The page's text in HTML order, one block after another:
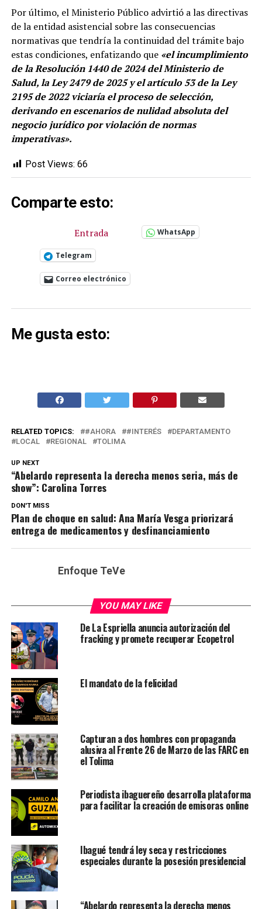
Por último, el Ministerio Público advirtió a las directivas
de la entidad asistencial sobre las consecuencias
normativas que tendría la continuidad del trámite bajo
estas condiciones, enfatizando que «el incumplimiento
de la Resolución 1440 de 2024 del Ministerio de
Salud, la Ley 2479 de 2025 y el artículo 53 de la Ley
2195 de 2022 viciaría el proceso de selección,
derivando en escenarios de nulidad absoluta del
negocio jurídico por violación de normas
imperativas».
Post Views: 66
Comparte esto:
Entrada WhatsApp
Telegram
Correo electrónico
Me gusta esto:
RELATED TOPICS: #AHORA #INTERÉS
DEPARTAMENTO
LOCAL
REGIONAL TOLIMA
UP NEXT
“Abelardo representa la derecha menos seria, más de
show”: Carolina Torres
DON'T MISS
Plan de choque en salud: Ana María Vesga priorizará
entrega de medicamentos y desfinanciamiento
Enfoque TeVe
YOU MAY LIKE
De La Espriella anuncia autorización del
fracking y promete recuperar Ecopetrol
El mandato de la felicidad
Capturan a dos hombres con propaganda
alusiva al Frente 26 de Marzo de las FARC en
el Tolima
Periodista ibaguereño desarrolla plataforma
para facilitar la creación de emisoras online
Ibagué tendrá ley seca y restricciones
especiales durante la posesión presidencial
“Abelardo representa la derecha menos